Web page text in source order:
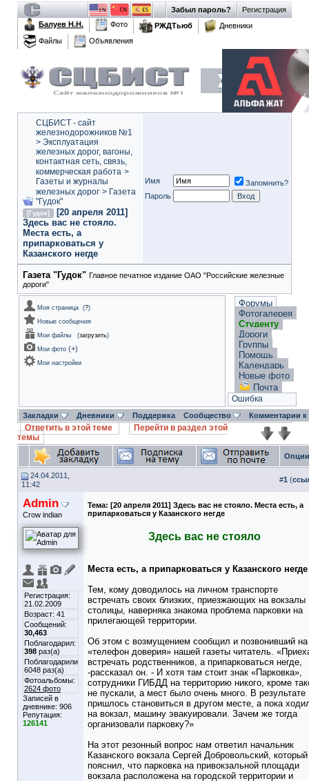
Регистрация
Забыл пароль?
Балуев Н.Н.
Фото РЖДТьюб
Дневники
Файлы
Объявления
СЦБИСТ - сайт
железнодорожников №1
> Эксплуатация
железных дорог, вагоны,
контактная сеть, связь,
коммерческая работа >
Газеты и журналы
железных дорог > Газета
"Гудок"
[Гудок]
[20 апреля 2011]
Здесь вас не стояло.
Места есть, а
припарковаться у
Казанского негде
Имя
Запомнить?
Пароль
Газета "Гудок" Главное печатное издание ОАО "Российские железные
дороги"
Моя страница (?)
Новые сообщения
Мои файлы
(загрузить)
Мои фото (+)
Мои настройки
Форумы
Фотогалерея
Студенту
Дороги
Группы
Помощь
Календарь
Новые фото
Почта
Ошибка
Закладки Дневники Поддержка Сообщество Комментарии
Ответить в этой теме
Перейти в раздел этой
темы
24.04.2011,
11:42
#1 (
Admin
Crow indian
Регистрация:
21.02.2009
Возраст: 41
Сообщений:
30,463
Поблагодарил:
398 раз(а)
Поблагодарили
6048 раз(а)
Фотоальбомы:
2624 фото
Записей в
дневнике: 906
Репутация:
126141
Тема: [20 апреля 2011] Здесь вас не стояло. Места есть, а
припарковаться у Казанского негде
Здесь вас не стояло
Места есть, а припарковаться у Казанского негде
Тем, кому доводилось на личном транспорте
встречать своих близких, приезжающих на вокзалы
столицы, наверняка знакома проблема парковки на
прилегающей территории.
Об этом с возмущением сообщил и позвонивший на
«телефон доверия» нашей газеты читатель.
встречать родственников, а припарковаться негде,
-рассказал он. - И хотя там стоит знак «Парковка»,
сотрудники ГИБДД на территорию никого, кроме
не пускали, а мест было очень много. В результате
пришлось становиться в другом месте, а пока
на вокзал, машину эвакуировали. Зачем же тогда
организовали парковку?»
На этот резонный вопрос нам ответил начальник
Казанского вокзала Сергей Добровольский, который
пояснил, что парковка на привокзальной площади
вокзала расположена на городской территории и